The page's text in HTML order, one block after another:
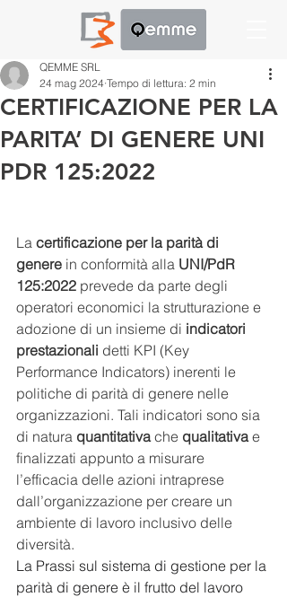
CERTIFICAZIONE PER LA
PARITA’ DI GENERE UNI
PDR 125:2022
QEMME SRL
24 mag 2024 Tempo di lettura: 2 min
La certificazione per la parità di
genere in conformità alla UNI/PdR
125:2022 prevede da parte degli
operatori economici la strutturazione e
adozione di un insieme di indicatori
prestazionali detti KPI (Key
Performance Indicators) inerenti le
politiche di parità di genere nelle
organizzazioni. Tali indicatori sono sia
di natura quantitativa che qualitativa e
finalizzati appunto a misurare
l’efficacia delle azioni intraprese
dall’organizzazione per creare un
ambiente di lavoro inclusivo delle
diversità.
La Prassi sul sistema di gestione per la
parità di genere è il frutto del lavoro